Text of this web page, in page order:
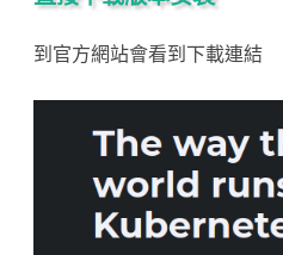
到官方網站會看到下載連結